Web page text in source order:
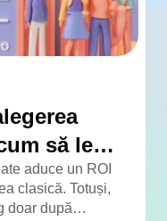
să le
aduce un ROI
clasică. Totuși,
doar după